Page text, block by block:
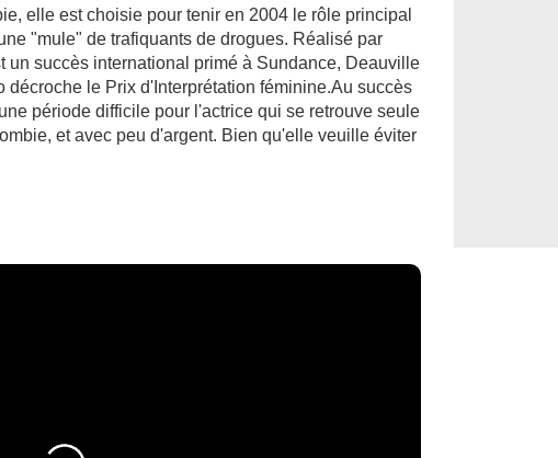
elle est choisie pour tenir en 2004 le rôle principal
"mule" de trafiquants de drogues. Réalisé par
un succès international primé à Sundance, Deauville
le Prix d'Interprétation féminine.Au succès
période difficile pour l'actrice qui se retrouve seule
et avec peu d'argent. Bien qu'elle veuille éviter